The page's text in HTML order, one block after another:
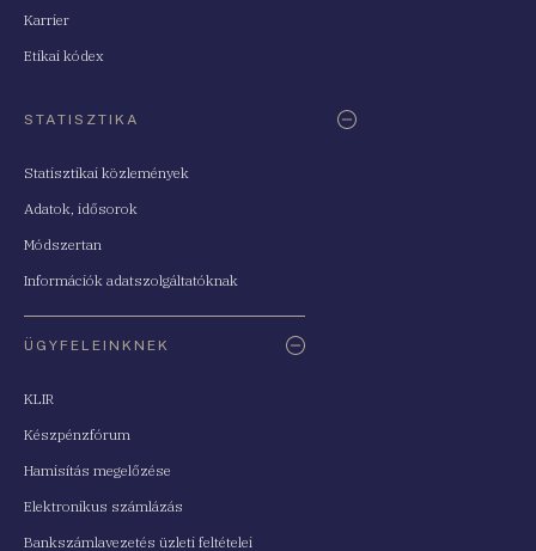
Karrier
Etikai kódex
STATISZTIKA
Statisztikai közlemények
Adatok, idősorok
Módszertan
Információk adatszolgáltatóknak
ÜGYFELEINKNEK
KLIR
Készpénzfórum
Hamisítás megelőzése
Elektronikus számlázás
Bankszámlavezetés üzleti feltételei